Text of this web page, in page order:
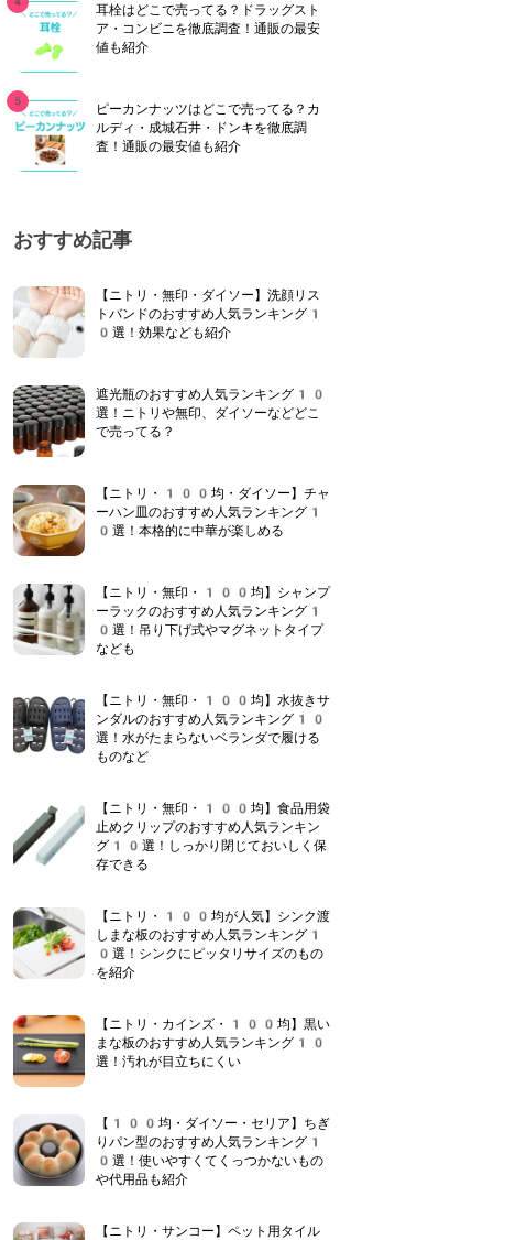
耳栓はどこで売ってる？ドラッグスト
ア・コンビニを徹底調査！通販の最安
値も紹介
ピーカンナッツはどこで売ってる？カ
ルディ・成城石井・ドンキを徹底調
査！通販の最安値も紹介
おすすめ記事
【ニトリ・無印・ダイソー】洗顔リス
トバンドのおすすめ人気ランキング1
0選！効果なども紹介
遮光瓶のおすすめ人気ランキング10
選！ニトリや無印、ダイソーなどどこ
で売ってる？
【ニトリ・100均・ダイソー】チャ
ーハン皿のおすすめ人気ランキング1
0選！本格的に中華が楽しめる
【ニトリ・無印・100均】シャンプ
ーラックのおすすめ人気ランキング1
0選！吊り下げ式やマグネットタイプ
なども
【ニトリ・無印・100均】水抜きサ
ンダルのおすすめ人気ランキング10
選！水がたまらないベランダで履ける
ものなど
【ニトリ・無印・100均】食品用袋
止めクリップのおすすめ人気ランキン
グ10選！しっかり閉じておいしく保
存できる
【ニトリ・100均が人気】シンク渡
しまな板のおすすめ人気ランキング1
0選！シンクにピッタリサイズのもの
を紹介
【ニトリ・カインズ・100均】黒い
まな板のおすすめ人気ランキング10
選！汚れが目立ちにくい
【100均・ダイソー・セリア】ちぎ
りパン型のおすすめ人気ランキング1
0選！使いやすくてくっつかないもの
や代用品も紹介
【ニトリ・サンコー】ペット用タイル